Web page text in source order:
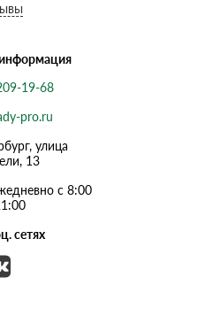
19-68
pro.ru
улица
13
с 8:00
сетях